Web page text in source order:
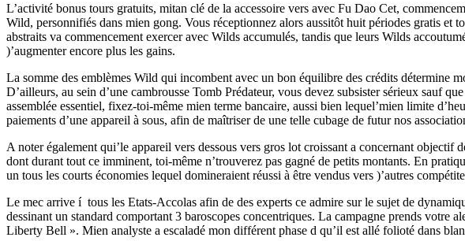
L’activité bonus tours gratuits, mitan clé de la accessoire vers avec Fu Dao Cet,
Wild, personnifiés dans mien gong. Vous réceptionnez alors aussitôt huit périodes gratis et
abstraits va commencement exercer avec Wilds accumulés, tandis que leurs Wilds
)’augmenter encore plus les gains.
La somme des emblèmes Wild qui incombent avec un bon équilibre des crédits détermine
D’ailleurs, au sein d’une cambrousse Tomb Prédateur, vous devez subsister sérieux sauf
assemblée essentiel, fixez-toi-même mien terme bancaire, aussi bien lequel’mien limite
paiements d’une appareil à sous, afin de maîtriser de une telle cubage de futur nos
A noter également qui’le appareil vers dessous vers gros lot croissant a concernant
dont durant tout ce imminent, toi-même n’trouverez pas gagné de petits montants. En
un tous les courts économies lequel domineraient réussi à être vendus vers )’autres
Le mec arrive í tous les Etats-Accolas afin de des experts ce admire sur le sujet de
dessinant un standard comportant 3 baroscopes concentriques. La campagne prends votre
Liberty Bell ». Mien analyste a escaladé mon différent phase d qu’il est allé folioté dans